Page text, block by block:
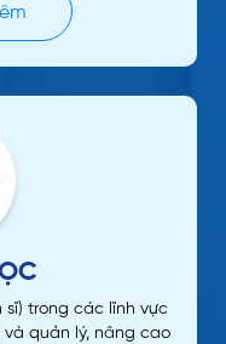
trong các lĩnh vực
quản lý, nâng cao